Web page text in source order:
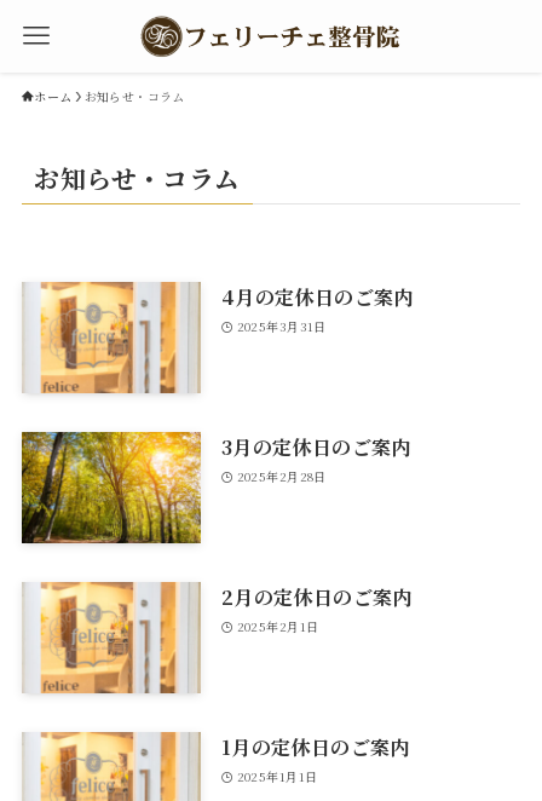
ホーム お知らせ・コラム
お知らせ・コラム
4月の定休日のご案内
2025年3月31日
3月の定休日のご案内
2025年2月28日
2月の定休日のご案内
2025年2月1日
1月の定休日のご案内
2025年1月1日